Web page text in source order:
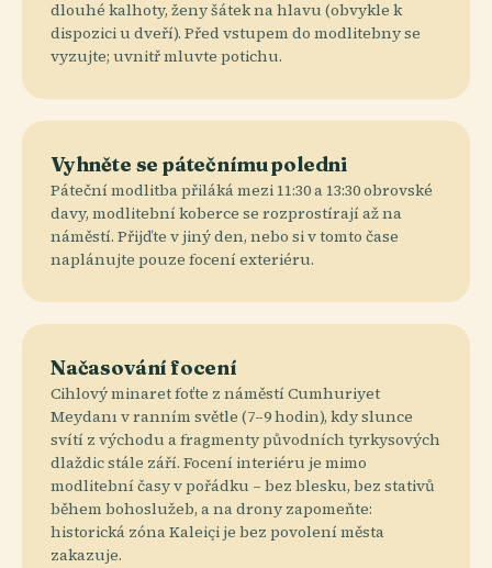
dlouhé kalhoty, ženy šátek na hlavu (obvykle k
dispozici u dveří). Před vstupem do modlitebny se
vyzujte; uvnitř mluvte potichu.
Vyhněte se pátečnímu poledni
Páteční modlitba přiláká mezi 11:30 a 13:30 obrovské
davy, modlitební koberce se rozprostírají až na
náměstí. Přijďte v jiný den, nebo si v tomto čase
naplánujte pouze focení exteriéru.
Načasování focení
Cihlový minaret foťte z náměstí Cumhuriyet
Meydanı v ranním světle (7–9 hodin), kdy slunce
svítí z východu a fragmenty původních tyrkysových
dlaždic stále září. Focení interiéru je mimo
modlitební časy v pořádku – bez blesku, bez stativů
během bohoslužeb, a na drony zapomeňte:
historická zóna Kaleiçi je bez povolení města
zakazuje.